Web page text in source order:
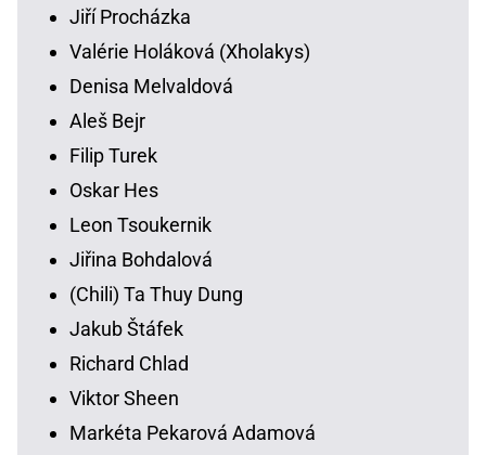
Jiří Procházka
Valérie Holáková (Xholakys)
Denisa Melvaldová
Aleš Bejr
Filip Turek
Oskar Hes
Leon Tsoukernik
Jiřina Bohdalová
(Chili) Ta Thuy Dung
Jakub Štáfek
Richard Chlad
Viktor Sheen
Markéta Pekarová Adamová